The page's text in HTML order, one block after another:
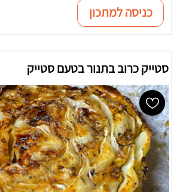
כניסה למתכון
סטייק כרוב בתנור בטעם סטייק